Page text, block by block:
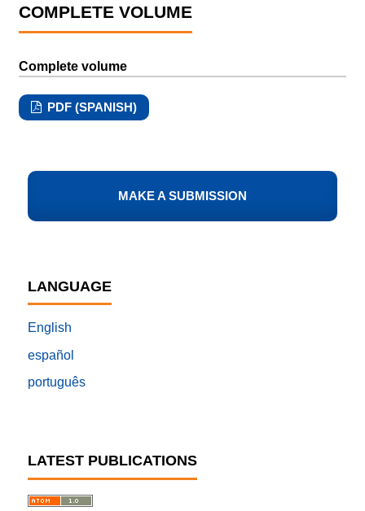
COMPLETE VOLUME
Complete volume
PDF (SPANISH)
LANGUAGE
English
español
português
LATEST PUBLICATIONS
MAKE A SUBMISSION